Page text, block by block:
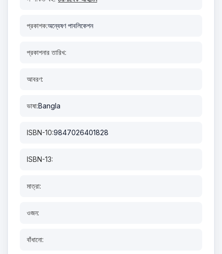
প্রকাশক:অন্বেষণ পাবলিকেশন
প্রকাশনার তারিখ:
আবরণ:
ভাষা:Bangla
ISBN-10:9847026401828
ISBN-13:
মাত্রা:
ওজন:
বাঁধানো: